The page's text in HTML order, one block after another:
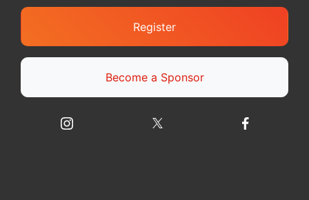
Register
Become a Sponsor